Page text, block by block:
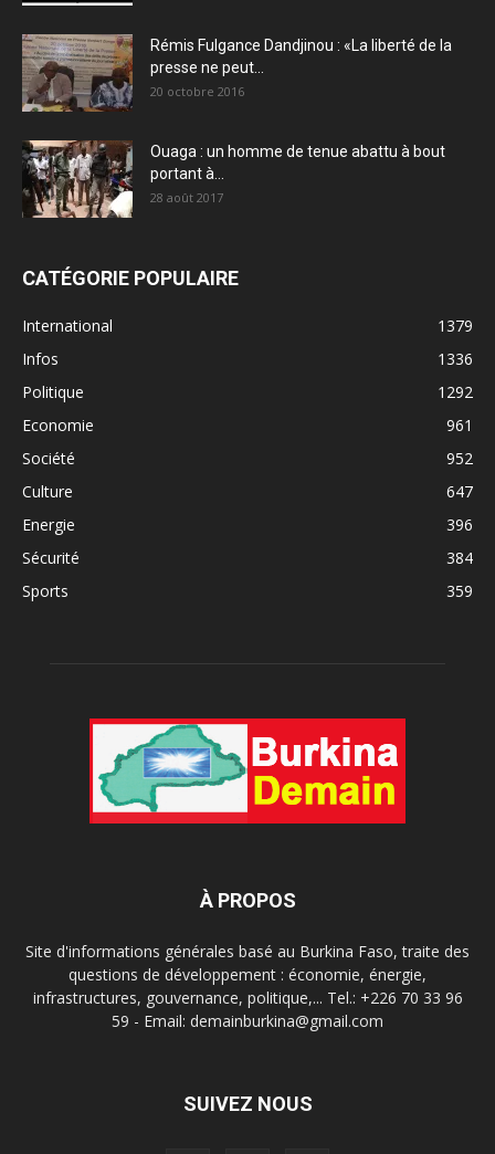
Rémis Fulgance Dandjinou : «La liberté de la
presse ne peut...
20 octobre 2016
Ouaga : un homme de tenue abattu à bout
portant à...
28 août 2017
CATÉGORIE POPULAIRE
International
1379
Infos
1336
Politique
1292
Economie
961
Société
952
Culture
647
Energie
396
Sécurité
384
Sports
359
À PROPOS
Site d'informations générales basé au Burkina Faso, traite des
questions de développement : économie, énergie,
infrastructures, gouvernance, politique,... Tel.: +226 70 33 96
59 - Email: demainburkina@gmail.com
SUIVEZ NOUS